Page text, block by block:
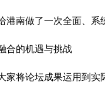
合的机遇与挑战
家将论坛成果运用到实